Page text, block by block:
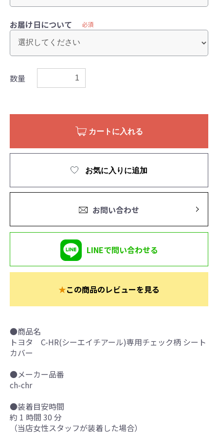
お届け日について 必須
数量
カートに入れる
お気に入りに追加
お問い合わせ
LINEで問い合わせる
★この商品のレビューを見る
●商品名
トヨタ C-HR(シーエイチアール)専用チェック柄 シート
カバー
●メーカー品番
ch-chr
●装着目安時間
約 1 時間 30 分
（当店女性スタッフが装着した場合）